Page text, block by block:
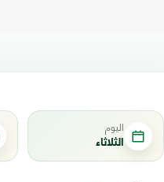
اليوم
الثلاثاء